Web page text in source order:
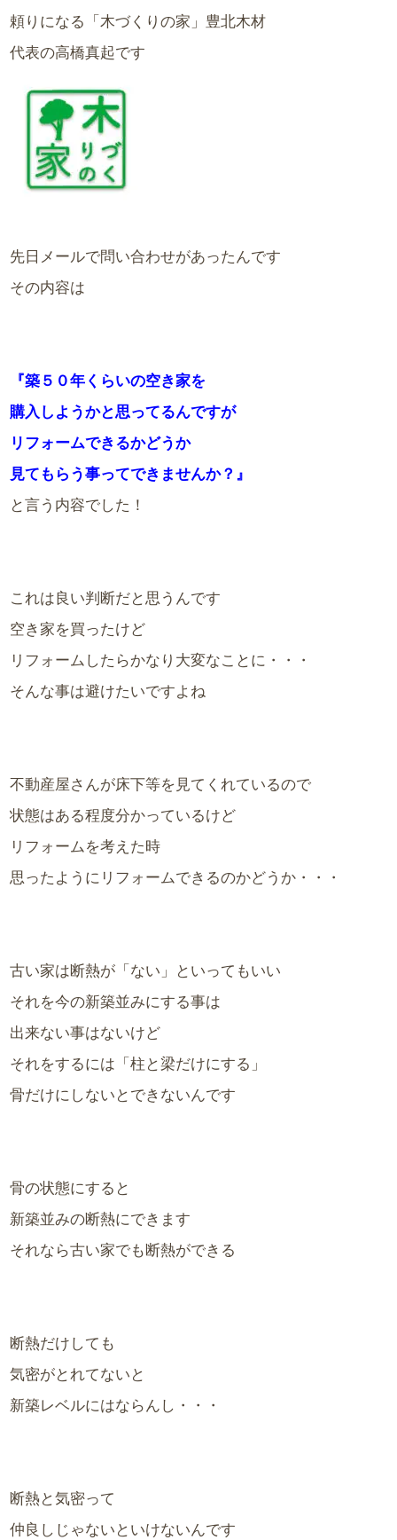
頼りになる「木づくりの家」豊北木材
代表の高橋真起です
先日メールで問い合わせがあったんです
その内容は
『築５０年くらいの空き家を
購入しようかと思ってるんですが
リフォームできるかどうか
見てもらう事ってできませんか？』
と言う内容でした！
これは良い判断だと思うんです
空き家を買ったけど
リフォームしたらかなり大変なことに・・・
そんな事は避けたいですよね
不動産屋さんが床下等を見てくれているので
状態はある程度分かっているけど
リフォームを考えた時
思ったようにリフォームできるのかどうか・・・
古い家は断熱が「ない」といってもいい
それを今の新築並みにする事は
出来ない事はないけど
それをするには「柱と梁だけにする」
骨だけにしないとできないんです
骨の状態にすると
新築並みの断熱にできます
それなら古い家でも断熱ができる
断熱だけしても
気密がとれてないと
新築レベルにはならんし・・・
断熱と気密って
仲良しじゃないといけないんです